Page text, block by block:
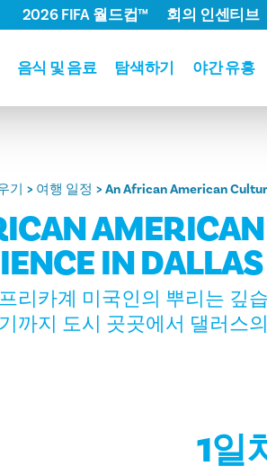
음식 및 음료 탐색하기 야간 유흥
2026 FIFA 월드컵™ 회의 인센티브
기 여행 일정 An African American
IN DALLAS
리카계 미국인의 뿌리는 깊
까지 도시 곳곳에서 댈러스
1일